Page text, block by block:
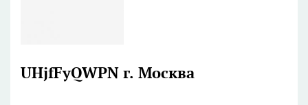
UHjfFyQWPN г. Москва